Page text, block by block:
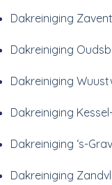
Dakreiniging
Dakreiniging
Dakreiniging
Dakreiniging
Dakreiniging ‘s-
Dakreiniging